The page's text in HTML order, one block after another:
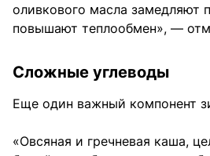
оливкового масла замедляют
повышают теплообмен», —
Сложные углеводы
Еще один важный компонент
«Овсяная и гречневая каша,